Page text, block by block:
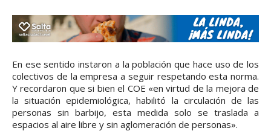
En ese sentido instaron a la población que hace uso de los
colectivos de la empresa a seguir respetando esta norma.
Y recordaron que si bien el COE «en virtud de la mejora de
la situación epidemiológica, habilitó la circulación de las
personas sin barbijo, esta medida solo se traslada a
espacios al aire libre y sin aglomeración de personas».